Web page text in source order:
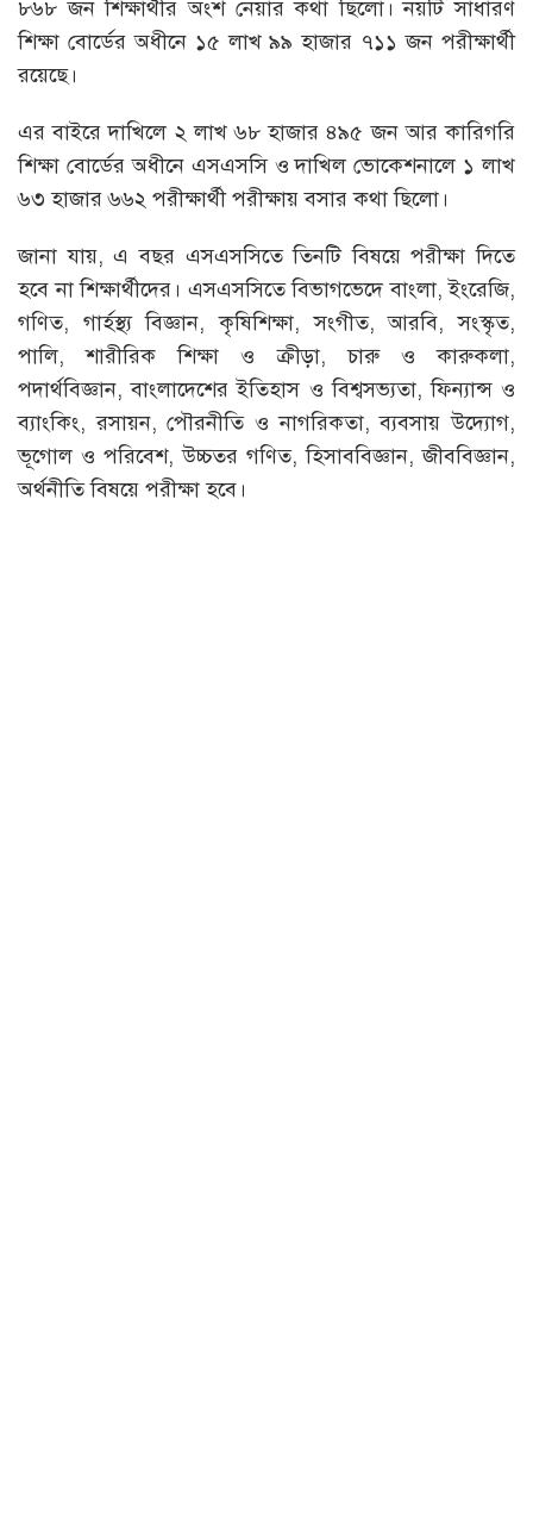
৮৬৮ জন শিক্ষার্থীর অংশ নেয়ার কথা ছিলো। নয়টি সাধারণ
শিক্ষা বোর্ডের অধীনে ১৫ লাখ ৯৯ হাজার ৭১১ জন পরীক্ষার্থী
রয়েছে।
এর বাইরে দাখিলে ২ লাখ ৬৮ হাজার ৪৯৫ জন আর কারিগরি
শিক্ষা বোর্ডের অধীনে এসএসসি ও দাখিল ভোকেশনালে ১ লাখ
৬৩ হাজার ৬৬২ পরীক্ষার্থী পরীক্ষায় বসার কথা ছিলো।
জানা যায়, এ বছর এসএসসিতে তিনটি বিষয়ে পরীক্ষা দিতে
হবে না শিক্ষার্থীদের। এসএসসিতে বিভাগভেদে বাংলা, ইংরেজি,
গণিত, গার্হস্থ্য বিজ্ঞান, কৃষিশিক্ষা, সংগীত, আরবি, সংস্কৃত,
পালি, শারীরিক শিক্ষা ও ক্রীড়া, চারু ও কারুকলা,
পদার্থবিজ্ঞান, বাংলাদেশের ইতিহাস ও বিশ্বসভ্যতা, ফিন্যান্স ও
ব্যাংকিং, রসায়ন, পৌরনীতি ও নাগরিকতা, ব্যবসায় উদ্যোগ,
ভূগোল ও পরিবেশ, উচ্চতর গণিত, হিসাববিজ্ঞান, জীববিজ্ঞান,
অর্থনীতি বিষয়ে পরীক্ষা হবে।